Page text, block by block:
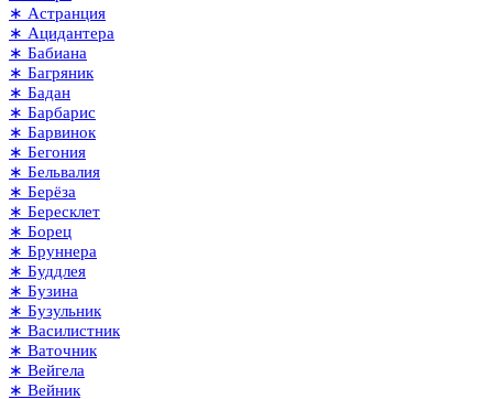
∗ Астранция
∗ Ацидантера
∗ Бабиана
∗ Багряник
∗ Бадан
∗ Барбарис
∗ Барвинок
∗ Бегония
∗ Бельвалия
∗ Берёза
∗ Бересклет
∗ Борец
∗ Бруннера
∗ Буддлея
∗ Бузина
∗ Бузульник
∗ Василистник
∗ Ваточник
∗ Вейгела
∗ Вейник